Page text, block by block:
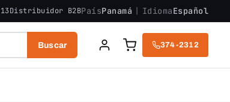
Distribuidor B2BPaísPanamá | IdiomaEspañol
Buscar 374-2312